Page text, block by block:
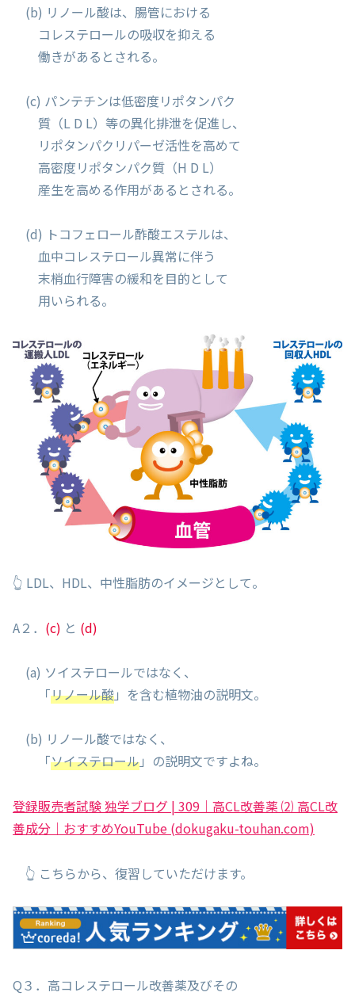
(b) リノール酸は、腸管における
コレステロールの吸収を抑える
働きがあるとされる。
(c) パンテチンは低密度リポタンパク
質（L D L）等の異化排泄を促進し、
リポタンパクリパーゼ活性を高めて
高密度リポタンパク質（H D L）
産生を高める作用があるとされる。
(d) トコフェロール酢酸エステルは、
血中コレステロール異常に伴う
末梢血行障害の緩和を目的として
用いられる。
👆 LDL、HDL、中性脂肪のイメージとして。
A２． (c) と (d)
(a) ソイステロールではなく、
「リノール酸」を含む植物油の説明文。
(b) リノール酸ではなく、
「ソイステロール」の説明文ですよね。
登録販売者試験 独学ブログ | 309｜高CL改善薬 ⑵ 高CL改
善成分｜おすすめYouTube (dokugaku-touhan.com)
👆 こちらから、復習していただけます。
Q３．高コレステロール改善薬及びその